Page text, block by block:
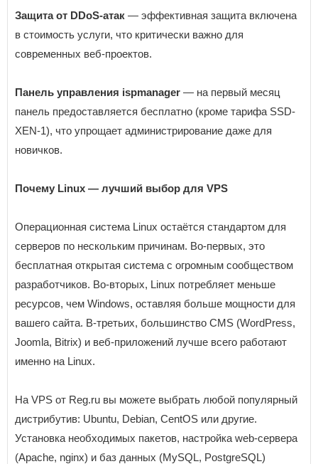
Защита от DDoS-атак — эффективная защита включена
в стоимость услуги, что критически важно для
современных веб-проектов.
Панель управления ispmanager — на первый месяц
панель предоставляется бесплатно (кроме тарифа SSD-
XEN-1), что упрощает администрирование даже для
новичков.
Почему Linux — лучший выбор для VPS
Операционная система Linux остаётся стандартом для
серверов по нескольким причинам. Во-первых, это
бесплатная открытая система с огромным сообществом
разработчиков. Во-вторых, Linux потребляет меньше
ресурсов, чем Windows, оставляя больше мощности для
вашего сайта. В-третьих, большинство CMS (WordPress,
Joomla, Bitrix) и веб-приложений лучше всего работают
именно на Linux.
На VPS от Reg.ru вы можете выбрать любой популярный
дистрибутив: Ubuntu, Debian, CentOS или другие.
Установка необходимых пакетов, настройка web-сервера
(Apache, nginx) и баз данных (MySQL, PostgreSQL)